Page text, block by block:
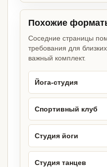
Похожие
Соседние страницы
требования для
важный комплект.
Йога-студия
Спортивный клуб
Студия йоги
Студия танцев